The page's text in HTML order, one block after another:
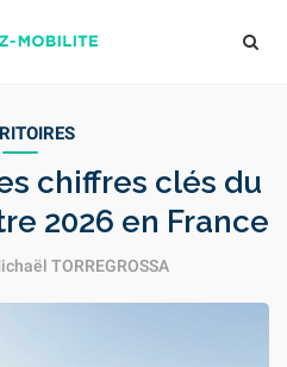
chiffres clés du
2026 en France
TORREGROSSA